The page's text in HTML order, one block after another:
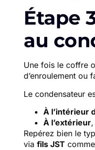
Étape
au
Une fois le coffre
d’enroulement ou
Le condensateur
À l’intérieur
À l’extérieur
Repérez bien le
via fils JST